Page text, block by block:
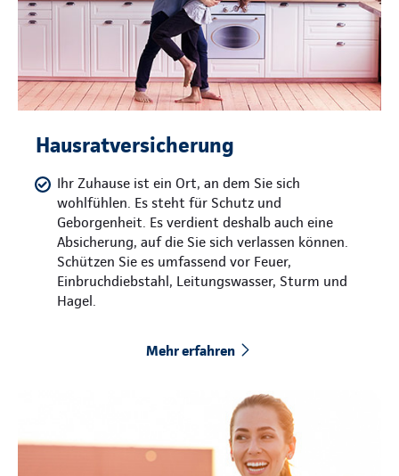
Hausratversicherung
Ihr Zuhause ist ein Ort, an dem Sie sich
wohlfühlen. Es steht für Schutz und
Geborgenheit. Es verdient deshalb auch eine
Absicherung, auf die Sie sich verlassen können.
Schützen Sie es umfassend vor Feuer,
Einbruchdiebstahl, Leitungswasser, Sturm und
Hagel.
Mehr erfahren